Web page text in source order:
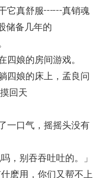
真舒服┅┅真销魂
备几年的
娘的房间游戏。
四娘的床上，孟良问
回天
一口气，摇摇头没有
，别吞吞吐吐的。」
麽用，你们又帮不上